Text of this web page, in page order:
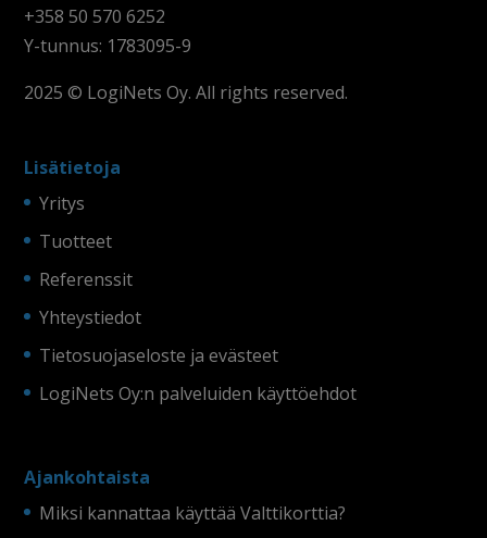
+358 50 570 6252
Y-tunnus: 1783095-9
2025 © LogiNets Oy. All rights reserved.
Lisätietoja
Yritys
Tuotteet
Referenssit
Yhteystiedot
Tietosuojaseloste ja evästeet
LogiNets Oy:n palveluiden käyttöehdot
Ajankohtaista
Miksi kannattaa käyttää Valttikorttia?